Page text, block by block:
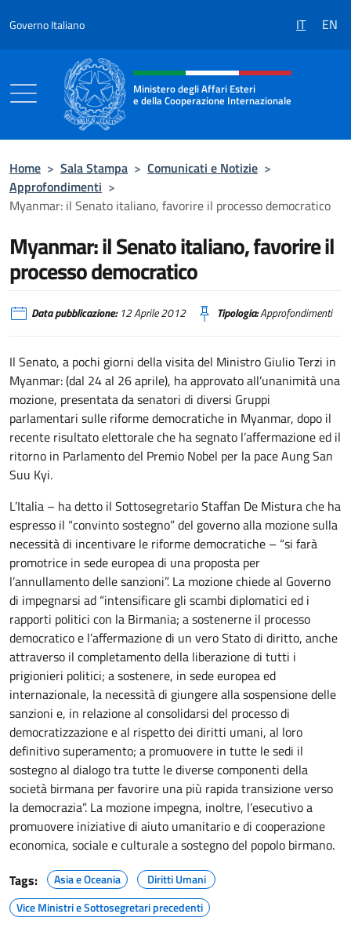
Governo Italiano IT EN
Intestazione sito, social e menù
Ministero degli Affari Esteri
e della Cooperazione Internazionale
Home > Sala Stampa > Comunicati e Notizie >
Approfondimenti >
Myanmar: il Senato italiano, favorire il processo democratico
Myanmar: il Senato italiano, favorire il
processo democratico
Data pubblicazione:12 Aprile 2012 Tipologia:Approfondimenti
Il Senato, a pochi giorni della visita del Ministro Giulio Terzi in
Myanmar: (dal 24 al 26 aprile), ha approvato all’unanimità una
mozione, presentata da senatori di diversi Gruppi
parlamentari sulle riforme democratiche in Myanmar, dopo il
recente risultato elettorale che ha segnato l’affermazione ed il
ritorno in Parlamento del Premio Nobel per la pace Aung San
Suu Kyi.
L’Italia – ha detto il Sottosegretario Staffan De Mistura che ha
espresso il “convinto sostegno” del governo alla mozione sulla
necessità di incentivare le riforme democratiche – “si farà
promotrice in sede europea di una proposta per
l’annullamento delle sanzioni”. La mozione chiede al Governo
di impegnarsi ad “intensificare gli scambi diplomatici ed i
rapporti politici con la Birmania; a sostenerne il processo
democratico e l’affermazione di un vero Stato di diritto, anche
attraverso il completamento della liberazione di tutti i
prigionieri politici; a sostenere, in sede europea ed
internazionale, la necessità di giungere alla sospensione delle
sanzioni e, in relazione al consolidarsi del processo di
democratizzazione e al rispetto dei diritti umani, al loro
definitivo superamento; a promuovere in tutte le sedi il
sostegno al dialogo tra tutte le diverse componenti della
società birmana per favorire una più rapida transizione verso
la democrazia”. La mozione impegna, inoltre, l’esecutivo a
promuovere iniziative di aiuto umanitario e di cooperazione
economica, sociale e culturale a sostegno del popolo birmano.
Tags:
Asia e Oceania
Diritti Umani
Vice Ministri e Sottosegretari precedenti